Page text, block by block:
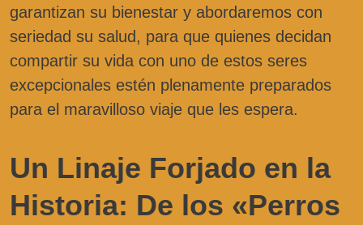
garantizan su bienestar y abordaremos con
seriedad su salud, para que quienes decidan
compartir su vida con uno de estos seres
excepcionales estén plenamente preparados
para el maravilloso viaje que les espera.
Un Linaje Forjado en la
Historia: De los «Perros